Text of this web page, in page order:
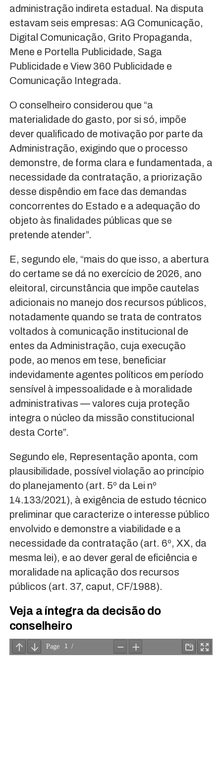
administração indireta estadual. Na disputa
estavam seis empresas: AG Comunicação,
Digital Comunicação, Grito Propaganda,
Mene e Portella Publicidade, Saga
Publicidade e View 360 Publicidade e
Comunicação Integrada.
O conselheiro considerou que “a
materialidade do gasto, por si só, impõe
dever qualificado de motivação por parte da
Administração, exigindo que o processo
demonstre, de forma clara e fundamentada, a
necessidade da contratação, a priorização
desse dispêndio em face das demandas
concorrentes do Estado e a adequação do
objeto às finalidades públicas que se
pretende atender”.
E, segundo ele, “mais do que isso, a abertura
do certame se dá no exercício de 2026, ano
eleitoral, circunstância que impõe cautelas
adicionais no manejo dos recursos públicos,
notadamente quando se trata de contratos
voltados à comunicação institucional de
entes da Administração, cuja execução
pode, ao menos em tese, beneficiar
indevidamente agentes políticos em período
sensível à impessoalidade e à moralidade
administrativas — valores cuja proteção
integra o núcleo da missão constitucional
desta Corte”.
Segundo ele, Representação aponta, com
plausibilidade, possível violação ao princípio
do planejamento (art. 5º da Lei nº
14.133/2021), à exigência de estudo técnico
preliminar que caracterize o interesse público
envolvido e demonstre a viabilidade e a
necessidade da contratação (art. 6º, XX, da
mesma lei), e ao dever geral de eficiência e
moralidade na aplicação dos recursos
públicos (art. 37, caput, CF/1988).
Veja a íntegra da decisão do
conselheiro